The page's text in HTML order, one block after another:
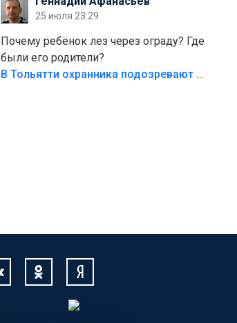
безумия,есть же калитка,ворота!
Жалко ребёнка,но он сам выбрал свою
судьбу.
25 июля 23:29
Почему ребёнок лез через ограду? Где
были его родители?
В Тольятти охранника подозревают в причинении смерти ребенку